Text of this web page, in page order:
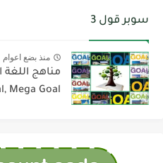
سوبر قول 3
منذ بضع اعوام
مناهج اللغة
Mega Goal